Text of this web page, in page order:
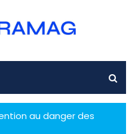
au danger des